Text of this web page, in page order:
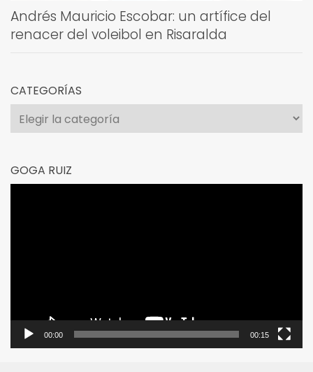
Andrés Mauricio Escobar: un artífice del
renacer del voleibol en Risaralda
CATEGORÍAS
Categorías
GOGA RUIZ
00:00 00:15